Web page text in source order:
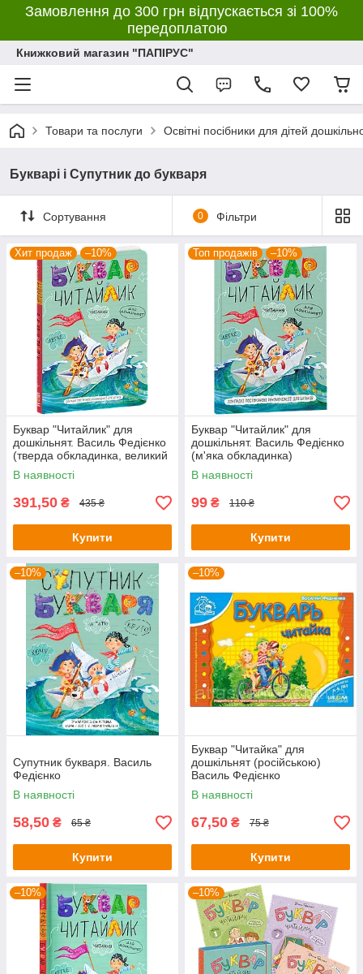
Замовлення до 300 грн відпускається зі 100%
передоплатою
Книжковий магазин "ПАПІРУС"
Товари та послуги Освітні посібники для дітей
Букварі і Супутник до букваря
Сортування 0 Фільтри
Хит продаж –10%
Буквар "Читайлик" для
дошкільнят. Василь Федієнко
(тверда обкладинка, великий
формат)
В наявності
391,50 ₴ 435 ₴
Купити
Топ продажів –10%
Буквар "Читайлик" для
дошкільнят. Василь Федієнко
(м'яка обкладинка)
В наявності
99 ₴ 110 ₴
Купити
–10%
Супутник букваря. Василь
Федієнко
В наявності
58,50 ₴ 65 ₴
Купити
–10%
Буквар "Читайка" для
дошкільнят (російською)
Василь Федієнко
В наявності
67,50 ₴ 75 ₴
Купити
–10% –10%